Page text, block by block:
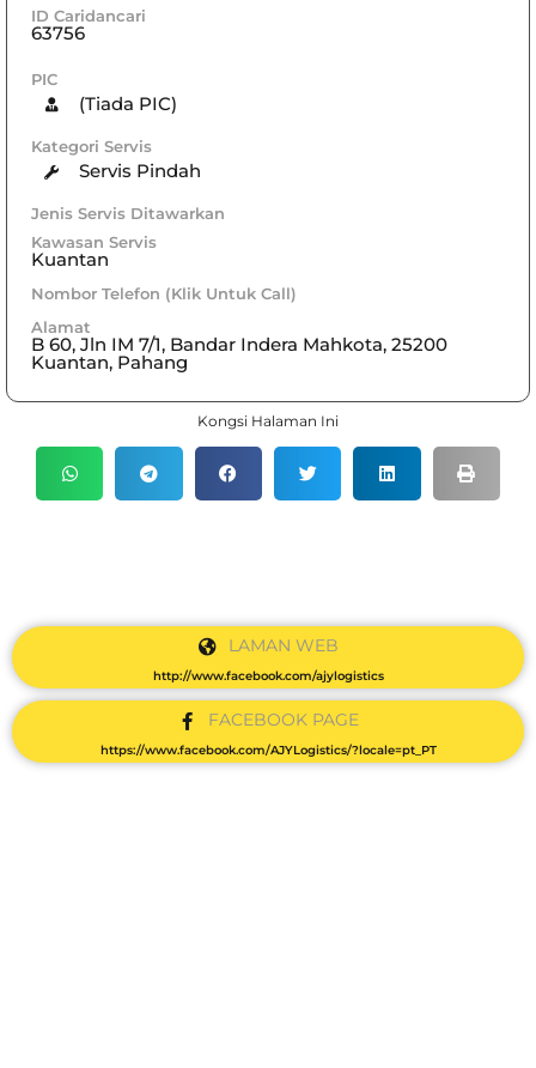
ID Caridancari
63756
PIC
(Tiada PIC)
Kategori Servis
Servis Pindah
Jenis Servis Ditawarkan
Kawasan Servis
Kuantan
Nombor Telefon (Klik Untuk Call)
Alamat
B 60, Jln IM 7/1, Bandar Indera Mahkota, 25200
Kuantan, Pahang
Kongsi Halaman Ini
LAMAN WEB
http://www.facebook.com/ajylogistics
FACEBOOK PAGE
https://www.facebook.com/AJYLogistics/?locale=pt_PT